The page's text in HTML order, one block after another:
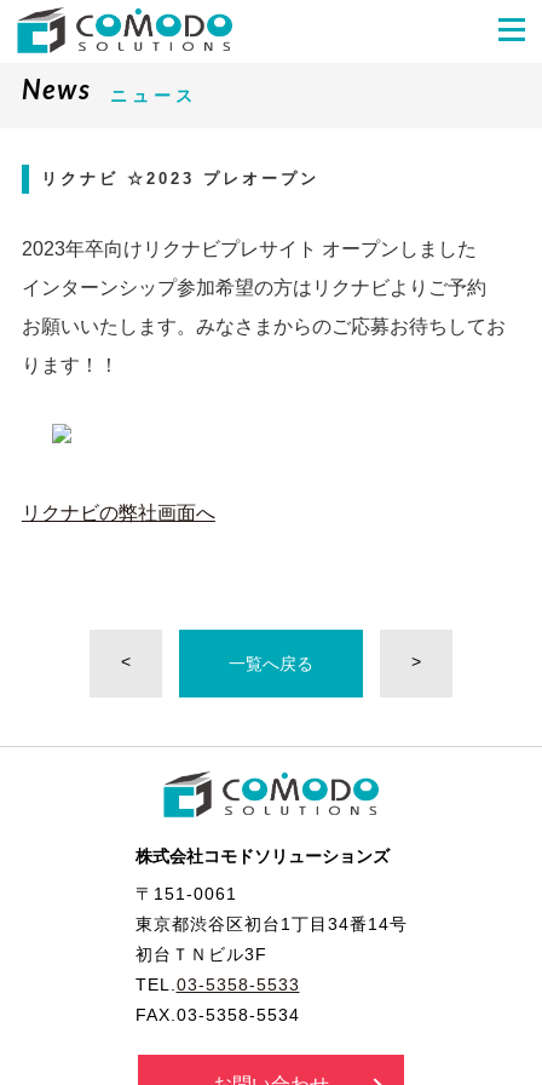
News ニュース
リクナビ ☆2023 プレオープン
2023年卒向けリクナビプレサイト オープンしました
インターンシップ参加希望の方はリクナビよりご予約
お願いいたします。みなさまからのご応募お待ちしてお
ります！！
リクナビの弊社画面へ
< 一覧へ戻る >
株式会社コモドソリューションズ
〒151-0061
東京都渋谷区初台1丁目34番14号
初台ＴＮビル3F
TEL. 03-5358-5533
FAX.03-5358-5534